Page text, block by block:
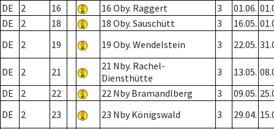
DE
2 16 16 Oby. Raggert 3 01.06.
DE
2 18 18 Oby. Sauschütt 3 16.05.
DE
2 19 19 Oby. Wendelstein 3 22.05.
DE 2 21
21 Nby. Rachel-
Diensthütte
3 13.05.
DE
2 22 22 Nby Bramandlberg 3 09.05.
DE
2 23 23 Nby Königswald 3 29.04.